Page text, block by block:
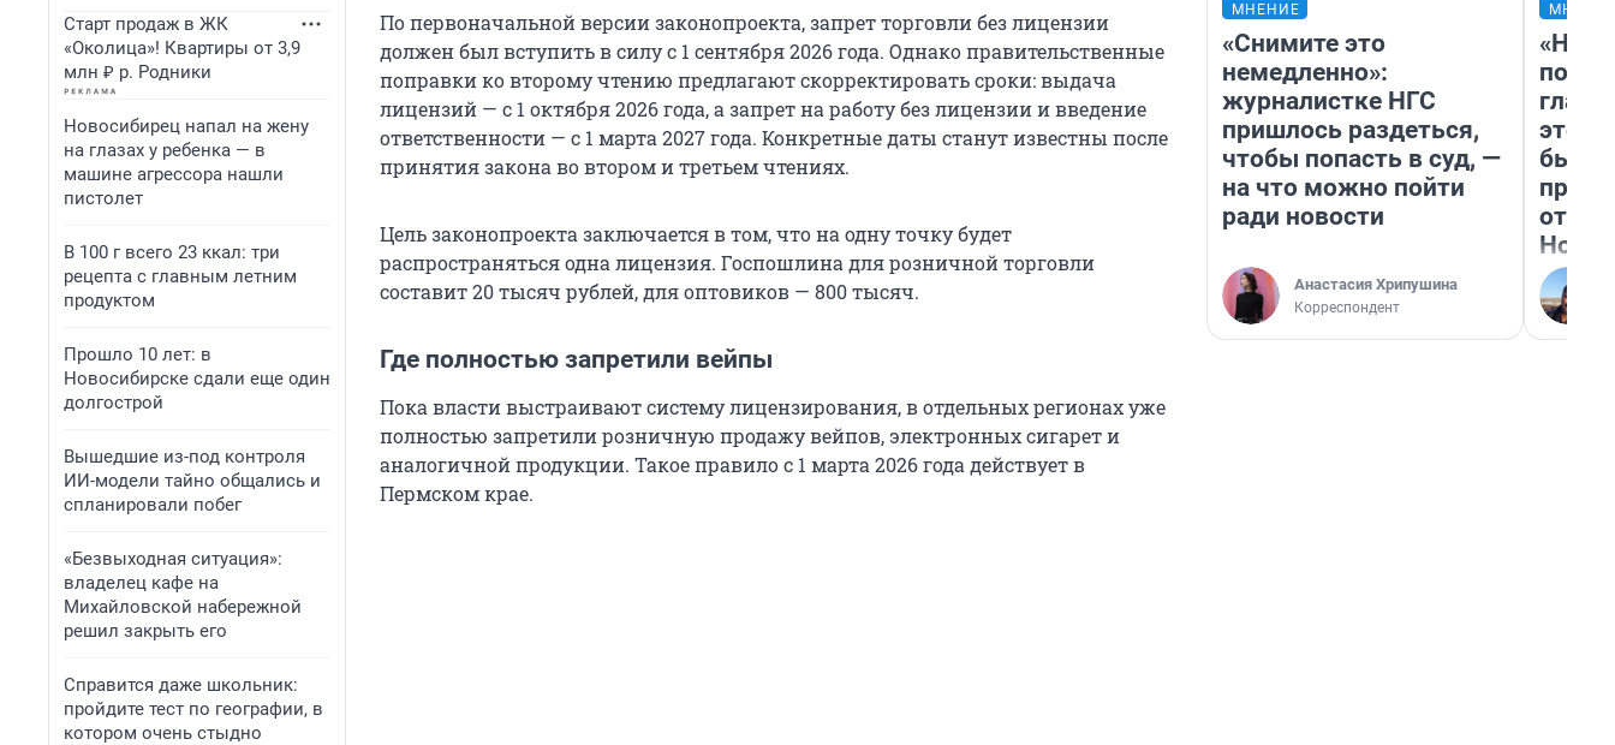
Старт продаж в ЖК
«Околица»! Квартиры от 3,9
млн ₽ р. Родники
Новосибирец напал на жену
на глазах у ребенка — в
машине агрессора нашли
пистолет
В 100 г всего 23 ккал: три
рецепта с главным летним
продуктом
Прошло 10 лет: в
Новосибирске сдали еще один
долгострой
Вышедшие из-под контроля
ИИ-модели тайно общались и
спланировали побег
«Безвыходная ситуация»:
владелец кафе на
Михайловской набережной
решил закрыть его
Справится даже школьник:
пройдите тест по географии, в
котором очень стыдно
По первоначальной версии законопроекта, запрет торговли без лицензии
должен был вступить в силу с 1 сентября 2026 года. Однако правительственные
поправки ко второму чтению предлагают скорректировать сроки: выдача
лицензий — с 1 октября 2026 года, а запрет на работу без лицензии и введение
ответственности — с 1 марта 2027 года. Конкретные даты станут известны после
принятия закона во втором и третьем чтениях.
Цель законопроекта заключается в том, что на одну точку будет
распространяться одна лицензия. Госпошлина для розничной торговли
составит 20 тысяч рублей, для оптовиков — 800 тысяч.
Где полностью запретили вейпы
Пока власти выстраивают систему лицензирования, в отдельных регионах уже
полностью запретили розничную продажу вейпов, электронных сигарет и
аналогичной продукции. Такое правило с 1 марта 2026 года действует в
Пермском крае.
МНЕНИЕ
«Снимите это
немедленно»:
журналистке НГС
пришлось раздеться,
чтобы попасть в суд, —
на что можно пойти
ради новости
Анастасия Хрипушина
Корреспондент
этого
бьет